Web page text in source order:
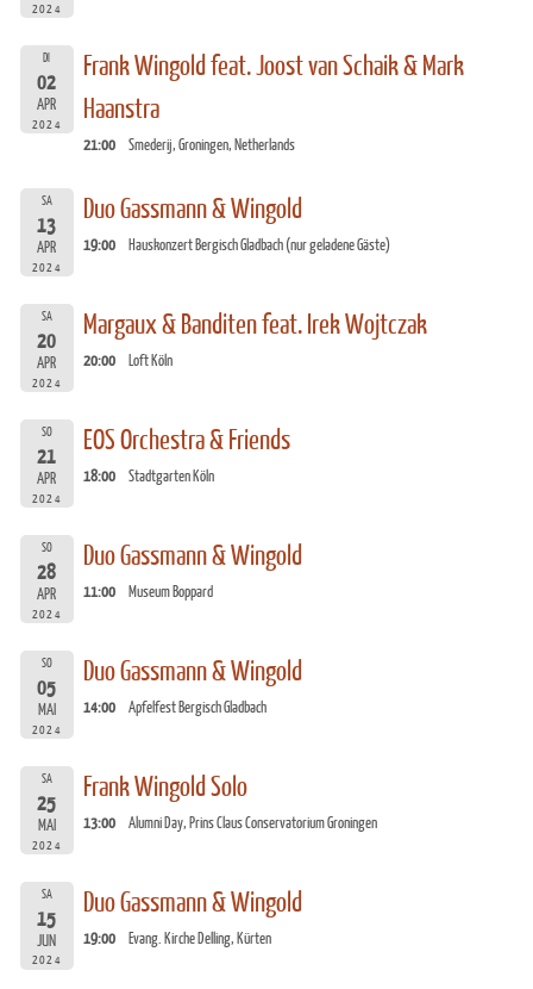
2024
DI
02
APR
2024
Frank Wingold feat. Joost van Schaik & Mark
Haanstra
21:00 Smederij, Groningen, Netherlands
SA
13
APR
2024
Duo Gassmann & Wingold
19:00 Hauskonzert Bergisch Gladbach (nur geladene Gäste)
SA
20
APR
2024
Margaux & Banditen feat. Irek Wojtczak
20:00 Loft Köln
SO
21
APR
2024
EOS Orchestra & Friends
18:00 Stadtgarten Köln
SO
28
APR
2024
Duo Gassmann & Wingold
11:00 Museum Boppard
SO
05
MAI
2024
Duo Gassmann & Wingold
14:00 Apfelfest Bergisch Gladbach
SA
25
MAI
2024
Frank Wingold Solo
13:00 Alumni Day, Prins Claus Conservatorium Groningen
SA
15
JUN
2024
Duo Gassmann & Wingold
19:00 Evang. Kirche Delling, Kürten